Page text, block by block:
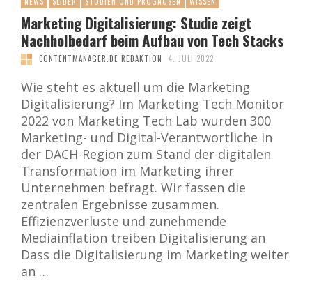
Marketing Digitalisierung: Studie zeigt
Nachholbedarf beim Aufbau von Tech Stacks
CONTENTMANAGER.DE REDAKTION 4. JULI 2022
Wie steht es aktuell um die Marketing
Digitalisierung? Im Marketing Tech Monitor
2022 von Marketing Tech Lab wurden 300
Marketing- und Digital-Verantwortliche in
der DACH-Region zum Stand der digitalen
Transformation im Marketing ihrer
Unternehmen befragt. Wir fassen die
zentralen Ergebnisse zusammen.
Effizienzverluste und zunehmende
Mediainflation treiben Digitalisierung an
Dass die Digitalisierung im Marketing weiter
an …